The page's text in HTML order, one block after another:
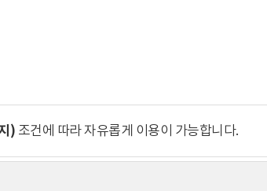
) 조건에 따라 자유롭게 이용이 가능합니다.